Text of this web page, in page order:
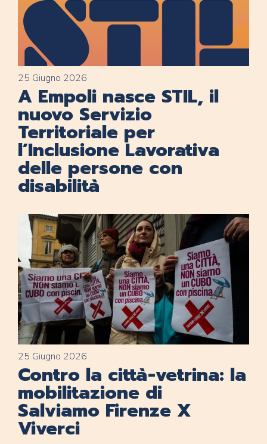
25 Giugno 2026
A Empoli nasce STIL, il
nuovo Servizio
Territoriale per
l’Inclusione Lavorativa
delle persone con
disabilità
25 Giugno 2026
Contro la città-vetrina: la
mobilitazione di
Salviamo Firenze X
Viverci